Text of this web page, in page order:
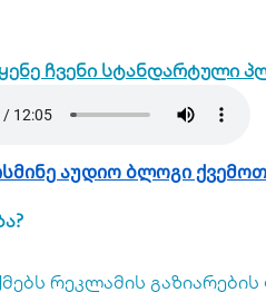
ჩვენი სტანდარტული
აუდიო ბლოგი ქვემოთ
რეკლამის